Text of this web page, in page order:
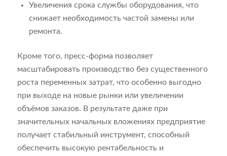
Увеличения срока службы оборудования, что
снижает необходимость частой замены или
ремонта.
Кроме того, пресс-форма позволяет
масштабировать производство без существенного
роста переменных затрат, что особенно выгодно
при выходе на новые рынки или увеличении
объёмов заказов. В результате даже при
значительных начальных вложениях предприятие
получает стабильный инструмент, способный
обеспечить высокую рентабельность и